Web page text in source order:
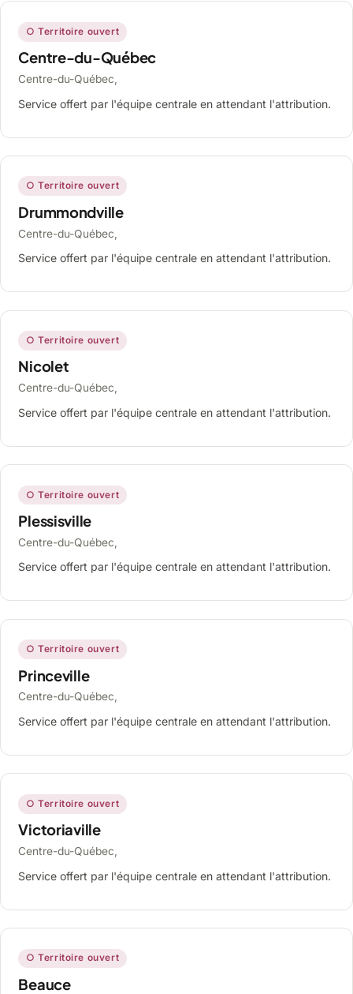
○ Territoire ouvert
Centre-du-Québec
Centre-du-Québec,
Service offert par l'équipe centrale en attendant l'attribution.
○ Territoire ouvert
Drummondville
Centre-du-Québec,
Service offert par l'équipe centrale en attendant l'attribution.
○ Territoire ouvert
Nicolet
Centre-du-Québec,
Service offert par l'équipe centrale en attendant l'attribution.
○ Territoire ouvert
Plessisville
Centre-du-Québec,
Service offert par l'équipe centrale en attendant l'attribution.
○ Territoire ouvert
Princeville
Centre-du-Québec,
Service offert par l'équipe centrale en attendant l'attribution.
○ Territoire ouvert
Victoriaville
Centre-du-Québec,
Service offert par l'équipe centrale en attendant l'attribution.
○ Territoire ouvert
Beauce